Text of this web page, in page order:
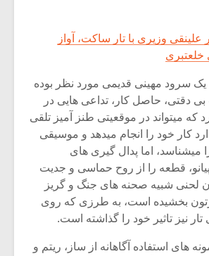
وزیری با تار ساکت، آواز
خلعتبری
یک سرود مهینی قدیمی مورد نظر بوده
دقتی، حاصل کار، تداعی هایی در
که میتواند در موقعیتی طنز آمیز تلقی
کار خود را انجام میدهد و موسیقی
میشناسد، اما پدال گیری های
پیانو، قطعه را از روح حماسی و جدیت
لحنی شبیه صحنه های جنگ و گریز
بخشیده است، به طرزی که روی
نیز تاثیر خود را گذاشته است.
های استفاده آگاهانه از ساز، ریتم و